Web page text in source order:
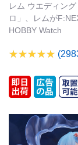
レム ウエディン
ロ」、レムが
HOBBY Watch